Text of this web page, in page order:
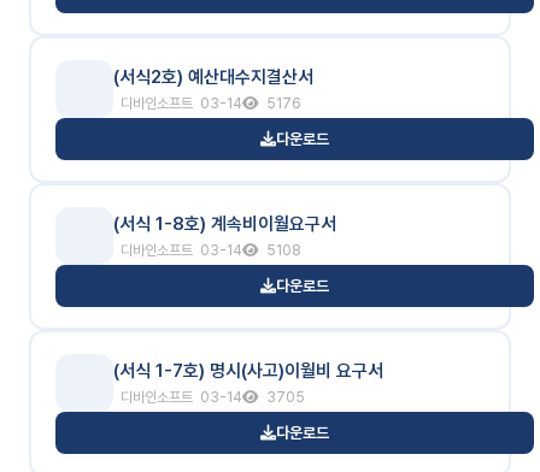
(서식2호) 예산대수지결산서
디바인소프트 03-14 5176
다운로드
(서식 1-8호) 계속비이월요구서
디바인소프트 03-14 5108
다운로드
(서식 1-7호) 명시(사고)이월비 요구서
디바인소프트 03-14 3705
다운로드